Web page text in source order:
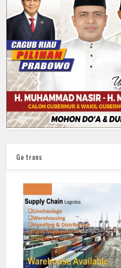
Go trans